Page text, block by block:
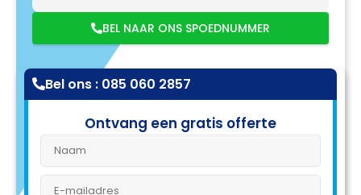
BEL NAAR ONS SPOEDNUMMER
Bel ons : 085 060 2857
Ontvang een gratis offerte